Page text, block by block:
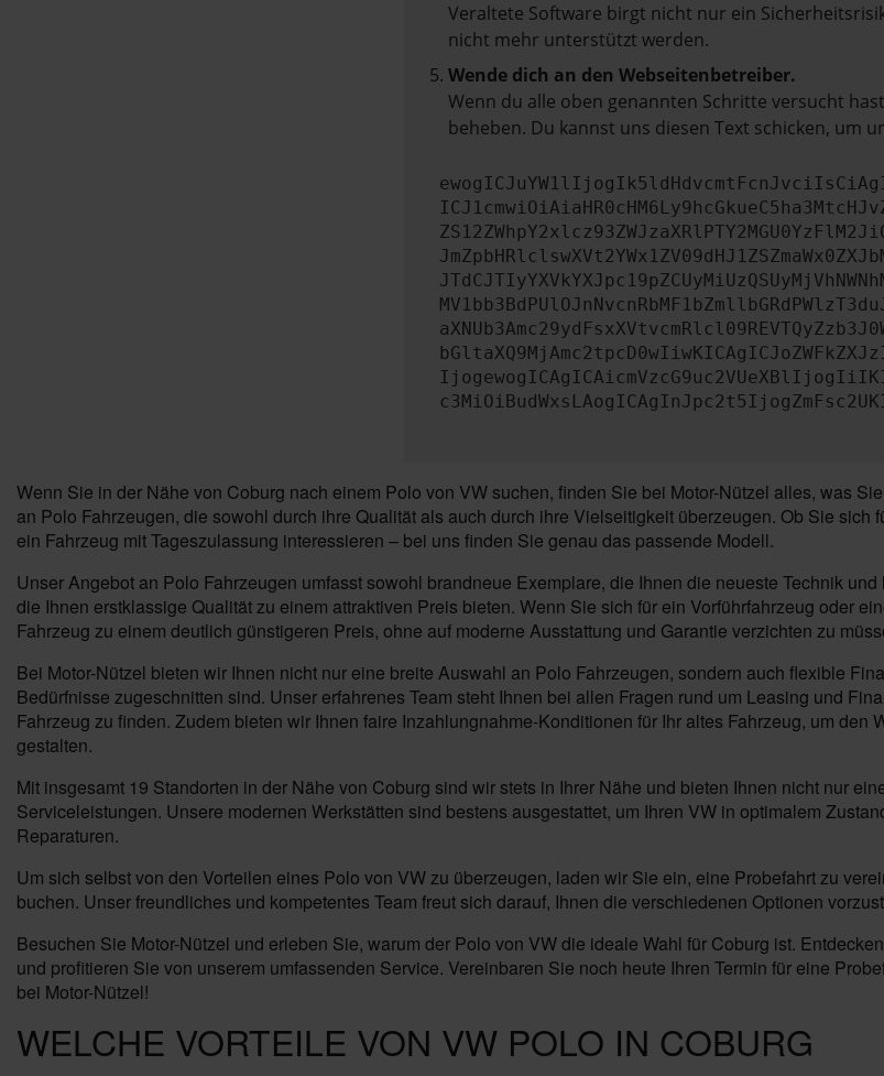
Veraltete Software birgt nicht nur ein
nicht mehr unterstützt werden.
Wende dich an den Webseitenbetreiber.
Wenn du alle oben genannten Schritte versucht
beheben. Du kannst uns diesen Text schicken, um
Wenn Sie in der Nähe von Coburg nach einem Polo von VW suchen, finden Sie bei Motor-Nützel alles, was
an Polo Fahrzeugen, die sowohl durch ihre Qualität als auch durch ihre Vielseitigkeit überzeugen. Ob Sie
ein Fahrzeug mit Tageszulassung interessieren – bei uns finden Sie genau das passende Modell.
Unser Angebot an Polo Fahrzeugen umfasst sowohl brandneue Exemplare, die Ihnen die neueste Technik
die Ihnen erstklassige Qualität zu einem attraktiven Preis bieten. Wenn Sie sich für ein Vorführfahrzeug oder
Fahrzeug zu einem deutlich günstigeren Preis, ohne auf moderne Ausstattung und Garantie verzichten zu
Bei Motor-Nützel bieten wir Ihnen nicht nur eine breite Auswahl an Polo Fahrzeugen, sondern auch flexible
Bedürfnisse zugeschnitten sind. Unser erfahrenes Team steht Ihnen bei allen Fragen rund um Leasing und
Fahrzeug zu finden. Zudem bieten wir Ihnen faire Inzahlungnahme-Konditionen für Ihr altes Fahrzeug, um
gestalten.
Mit insgesamt 19 Standorten in der Nähe von Coburg sind wir stets in Ihrer Nähe und bieten Ihnen nicht nur
Serviceleistungen. Unsere modernen Werkstätten sind bestens ausgestattet, um Ihren VW in optimalem
Reparaturen.
Um sich selbst von den Vorteilen eines Polo von VW zu überzeugen, laden wir Sie ein, eine Probefahrt zu
buchen. Unser freundliches und kompetentes Team freut sich darauf, Ihnen die verschiedenen Optionen
Besuchen Sie Motor-Nützel und erleben Sie, warum der Polo von VW die ideale Wahl für Coburg ist.
und profitieren Sie von unserem umfassenden Service. Vereinbaren Sie noch heute Ihren Termin für eine
bei Motor-Nützel!
WELCHE VORTEILE VON VW POLO IN COBURG